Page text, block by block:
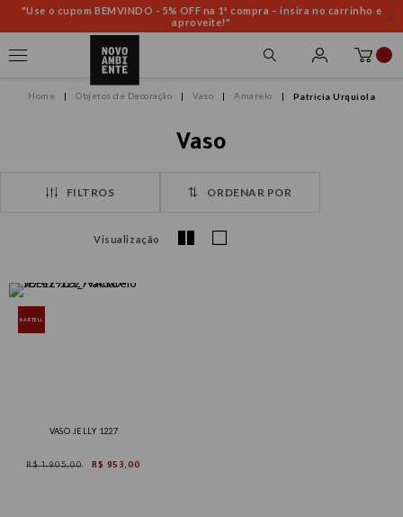
"Use o cupom BEMVINDO - 5% OFF na 1ª compra – insira no carrinho e
aproveite!"
Objetos de Decoração Vaso Amarelo Patricia Urquiola
Vaso
FILTROS ORDENAR POR
Visualização
VASO JELLY 1227
R$ 1.905,00 R$ 953,00
KARTELL